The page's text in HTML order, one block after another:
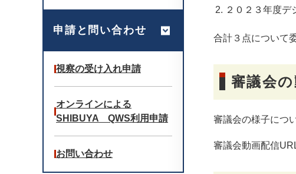
２０２３年度デ
合計３点について
審議会
審議会の様子につ
審議会動画配信
申請と問い合わせ
視察の受け入れ申請
オンラインによる
SHIBUYA QWS利用申請
お問い合わせ